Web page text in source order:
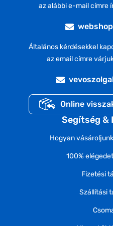
az alábbi e-mail címre
Általános kérdésekkel
az email címre
Online
Segítség &
Hogyan
100%
Fizetési
Szállítási